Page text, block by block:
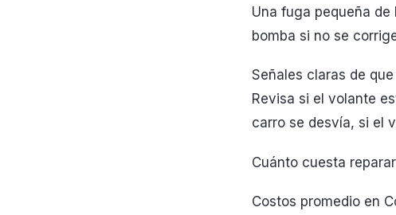
Una fuga pequeña
bomba si no se
Señales claras de
Revisa si el volante
carro se desvía, si el
Cuánto cuesta
Costos promedio en